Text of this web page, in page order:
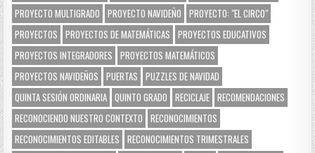
PROYECTO MULTIGRADO
PROYECTO NAVIDEÑO
PROYECTO: "EL CIRCO"
PROYECTOS
PROYECTOS DE MATEMÁTICAS
PROYECTOS EDUCATIVOS
PROYECTOS INTEGRADORES
PROYECTOS MATEMÁTICOS
PROYECTOS NAVIDEÑOS
PUERTAS
PUZZLES DE NAVIDAD
QUINTA SESIÓN ORDINARIA QUINTO GRADO RECICLAJE RECOMENDACIONES
RECONOCIENDO NUESTRO CONTEXTO
RECONOCIMIENTOS
RECONOCIMIENTOS EDITABLES
RECONOCIMIENTOS TRIMESTRALES